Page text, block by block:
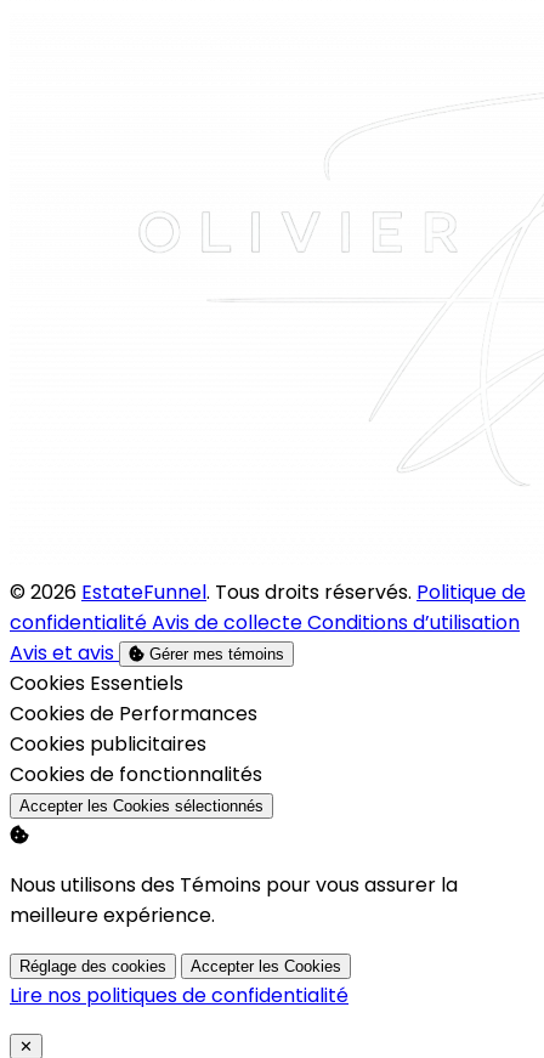
© 2026 EstateFunnel. Tous droits réservés. Politique de
confidentialitéAvis de collecteConditions d’utilisation
Avis et avis
Gérer mes témoins
Activer
Cookies Essentiels
Activer
Cookies de Performances
Activer
Cookies publicitaires
Activer
Cookies de fonctionnalités
Accepter les Cookies sélectionnés
Nous utilisons des Témoins pour vous assurer la
meilleure expérience.
Réglage des cookies Accepter les Cookies
Lire nos politiques de confidentialité
Close
✕